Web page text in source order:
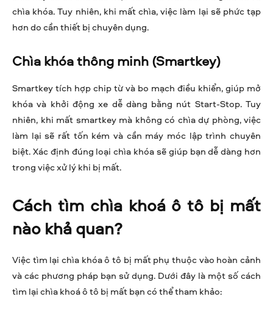
chìa khóa. Tuy nhiên, khi mất chìa, việc làm lại sẽ phức tạp
hơn do cần thiết bị chuyên dụng.
Chìa khóa thông minh (Smartkey)
Smartkey tích hợp chip từ và bo mạch điều khiển, giúp mở
khóa và khởi động xe dễ dàng bằng nút Start-Stop. Tuy
nhiên, khi mất smartkey mà không có chìa dự phòng, việc
làm lại sẽ rất tốn kém và cần máy móc lập trình chuyên
biệt. Xác định đúng loại chìa khóa sẽ giúp bạn dễ dàng hơn
trong việc xử lý khi bị mất.
Cách tìm chìa khoá ô tô bị mất
nào khả quan?
Việc tìm lại chìa khóa ô tô bị mất phụ thuộc vào hoàn cảnh
và các phương pháp bạn sử dụng. Dưới đây là một số cách
tìm lại chìa khoá ô tô bị mất bạn có thể tham khảo: